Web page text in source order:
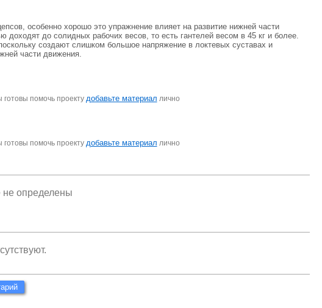
особенно хорошо это упражнение влияет на развитие нижней части
до солидных рабочих весов, то есть гантелей весом в 45 кг и более.
создают слишком большое напряжение в локтевых суставах и
части движения.
помочь проекту добавьте материал лично
помочь проекту добавьте материал лично
определены